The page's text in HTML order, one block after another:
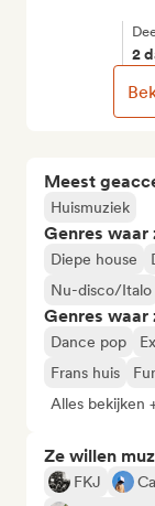
Meest
Huismuziek
Genres waar
Diepe house
Nu-disco/Italo
Genres waar
Dance pop
Frans huis
Alles bekijken
Ze willen
FKJ
2